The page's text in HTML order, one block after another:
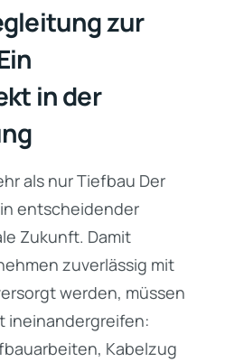
zur
in der
als nur Tiefbau Der
entscheidender
Zukunft. Damit
zuverlässig mit
werden, müssen
ineinandergreifen:
Kabelzug